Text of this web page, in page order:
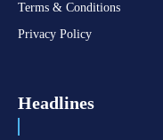
Terms & Conditions
Privacy Policy
Headlines